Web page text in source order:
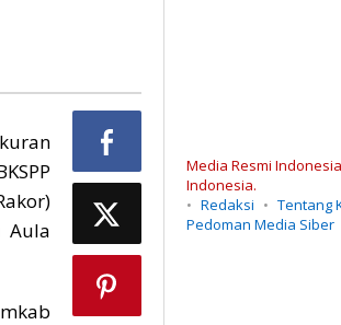
Aula
Media Resmi
Indonesia.
Redaksi
Tentang
Pedoman Media Siber